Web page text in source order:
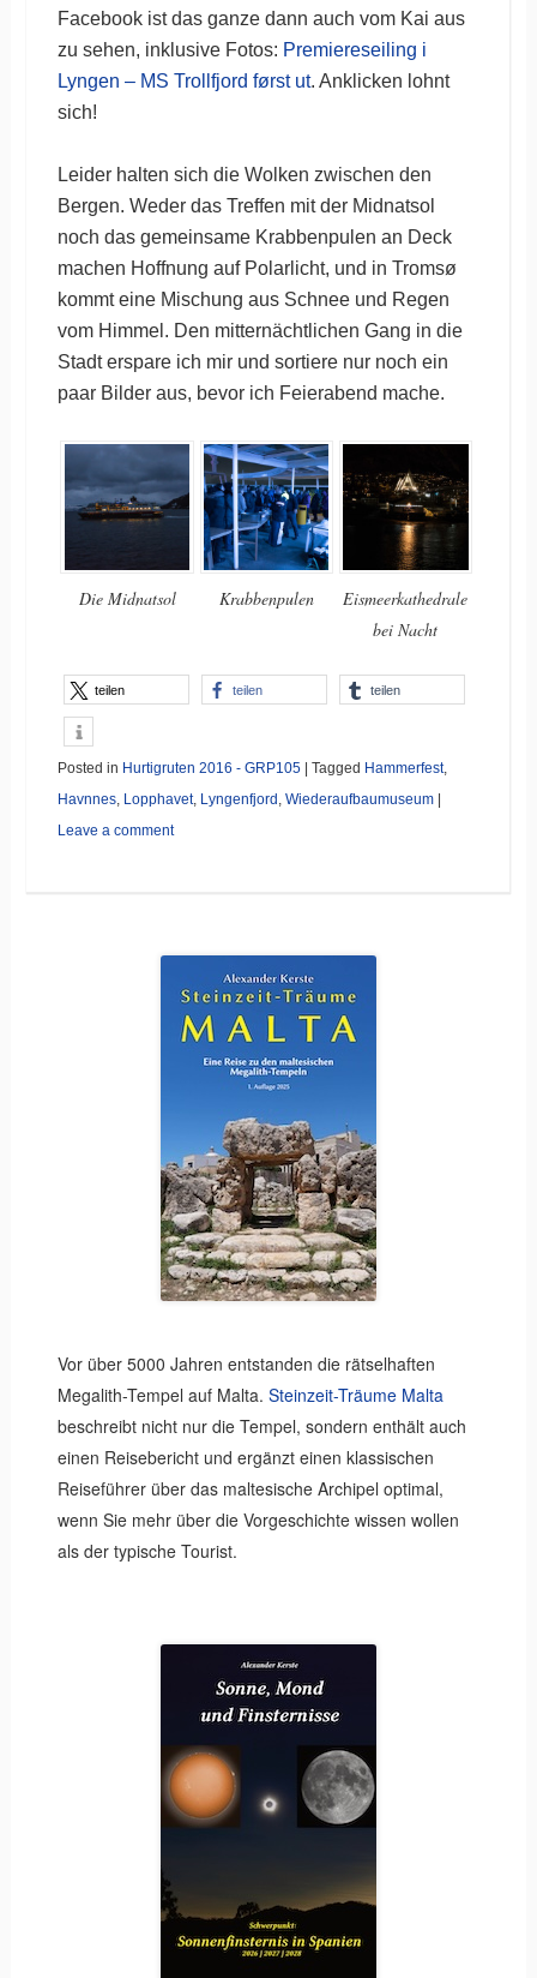
Facebook ist das ganze dann auch vom Kai aus
zu sehen, inklusive Fotos: Premiereseiling i
Lyngen – MS Trollfjord først ut. Anklicken lohnt
sich!
Leider halten sich die Wolken zwischen den
Bergen. Weder das Treffen mit der Midnatsol
noch das gemeinsame Krabbenpulen an Deck
machen Hoffnung auf Polarlicht, und in Tromsø
kommt eine Mischung aus Schnee und Regen
vom Himmel. Den mitternächtlichen Gang in die
Stadt erspare ich mir und sortiere nur noch ein
paar Bilder aus, bevor ich Feierabend mache.
Die Midnatsol Krabbenpulen
Eismeerkathedrale
bei Nacht
teilen teilen teilen
Posted in Hurtigruten 2016 - GRP105 Tagged Hammerfest,
Havnnes, Lopphavet, Lyngenfjord , Wiederaufbaumuseum
Leave a comment
Vor über 5000 Jahren entstanden die rätselhaften
Megalith-Tempel auf Malta. Steinzeit-Träume Malta
beschreibt nicht nur die Tempel, sondern enthält auch
einen Reisebericht und ergänzt einen klassischen
Reiseführer über das maltesische Archipel optimal,
wenn Sie mehr über die Vorgeschichte wissen wollen
als der typische Tourist.